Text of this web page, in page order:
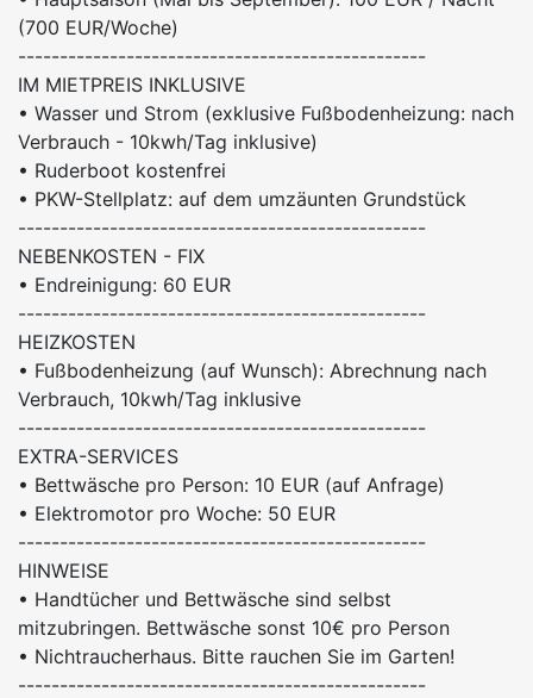
(700 EUR/Woche)
-------------------------------------------------
IM MIETPREIS INKLUSIVE
• Wasser und Strom (exklusive Fußbodenheizung: nach
Verbrauch - 10kwh/Tag inklusive)
• Ruderboot kostenfrei
• PKW-Stellplatz: auf dem umzäunten Grundstück
-------------------------------------------------
NEBENKOSTEN - FIX
• Endreinigung: 60 EUR
-------------------------------------------------
HEIZKOSTEN
• Fußbodenheizung (auf Wunsch): Abrechnung nach
Verbrauch, 10kwh/Tag inklusive
-------------------------------------------------
EXTRA-SERVICES
• Bettwäsche pro Person: 10 EUR (auf Anfrage)
• Elektromotor pro Woche: 50 EUR
-------------------------------------------------
HINWEISE
• Handtücher und Bettwäsche sind selbst
mitzubringen. Bettwäsche sonst 10€ pro Person
• Nichtraucherhaus. Bitte rauchen Sie im Garten!
-------------------------------------------------